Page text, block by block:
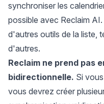
synchroniser les
possible avec Reclaim
d'autres outils de la liste,
d'autres.
Reclaim ne prend pas
bidirectionnelle. Si
vous devrez créer